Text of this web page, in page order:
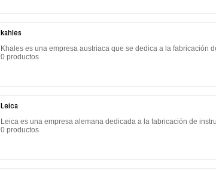
kahles
Khales es una empresa austriaca que se dedica a la fabricación
0 productos
Leica
Leica es una empresa alemana dedicada a la fabricación de
0 productos